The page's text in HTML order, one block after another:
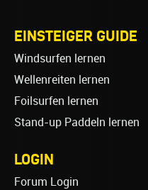
EINSTEIGER GUIDE
Windsurfen lernen
Wellenreiten lernen
Foilsurfen lernen
Stand-up Paddeln lernen
LOGIN
Forum Login